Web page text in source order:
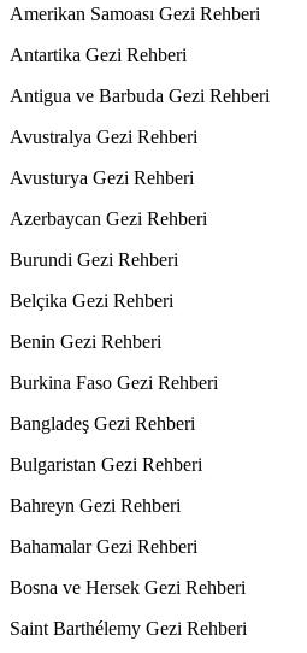
Amerikan Samoası Gezi Rehberi
Antartika Gezi Rehberi
Antigua ve Barbuda Gezi Rehberi
Avustralya Gezi Rehberi
Avusturya Gezi Rehberi
Azerbaycan Gezi Rehberi
Burundi Gezi Rehberi
Belçika Gezi Rehberi
Benin Gezi Rehberi
Burkina Faso Gezi Rehberi
Bangladeş Gezi Rehberi
Bulgaristan Gezi Rehberi
Bahreyn Gezi Rehberi
Bahamalar Gezi Rehberi
Bosna ve Hersek Gezi Rehberi
Saint Barthélemy Gezi Rehberi